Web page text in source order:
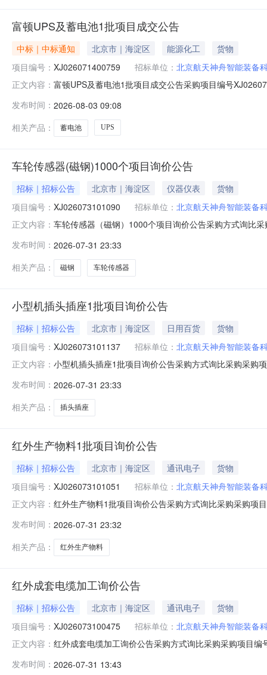
富顿UPS及蓄电池1批项目成交公告
中标｜中标通知 北京市｜海淀区 能源化工
货物
项目编号： XJ026071400759 招标单位： 北京航天神舟智能装备
正文内容： 富顿UPS及蓄电池1批项目成交公告采购项目编号
发布时间： 2026-08-03 09:08
相关产品：
蓄电池 UPS
车轮传感器(磁钢)1000个项目询价公告
招标｜招标公告 北京市｜海淀区 仪器仪表
货物
项目编号： XJ026073101090 招标单位： 北京航天神舟智能装备
正文内容： 车轮传感器（磁钢）1000个项目询价公告采购方式询比
货到付款
发布时间： 2026-07-31 23:33
相关产品：
磁钢 车轮传感器
小型机插头插座1批项目询价公告
招标｜招标公告 北京市｜海淀区 日用百货
货物
项目编号： XJ026073101137 招标单位： 北京航天神舟智能装备
正文内容： 小型机插头插座1批项目询价公告采购方式询比采购采购
发布时间： 2026-07-31 23:33
相关产品：
插头插座
红外生产物料1批项目询价公告
招标｜招标公告 北京市｜海淀区 通讯电子
货物
项目编号： XJ026073101051 招标单位： 北京航天神舟智能装备
正文内容： 红外生产物料1批项目询价公告采购方式询比采购采购项
发布时间： 2026-07-31 23:32
相关产品：
红外生产物料
红外成套电缆加工询价公告
招标｜招标公告 北京市｜海淀区 通讯电子
货物
项目编号： XJ026073100475 招标单位： 北京航天神舟智能装备
正文内容： 红外成套电缆加工询价公告采购方式询比采购采购项目
告.pdf查看附件：wKgVgGpsEH6EEe-
发布时间： 2026-07-31 13:43